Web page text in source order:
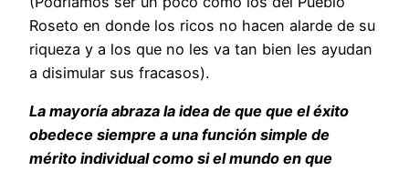
Roseto en donde los ricos no hacen alarde de su
riqueza y a los que no les va tan bien les ayudan
a disimular sus fracasos).
La mayoría abraza la idea de que que el éxito
obedece siempre a una función simple de
mérito individual como si el mundo en que